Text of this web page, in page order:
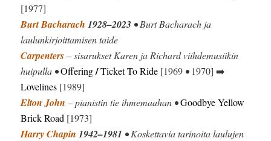
[1977]
Burt Bacharach 1928–2023 • Burt Bacharach ja
laulunkirjoittamisen taide
Carpenters– sisarukset Karen ja Richard viihdemusiikin
huipulla •Offering/Ticket To Ride [1969 • 1970] ➡️
Lovelines [1989]
Elton John – pianistin tie ihmemaahan •Goodbye Yellow
Brick Road [1973]
Harry Chapin 1942–1981 • Koskettavia tarinoita laulujen